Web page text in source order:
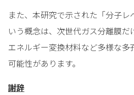
また、本研究で示された「分子レ
いう概念は、次世代ガス分離膜だ
エネルギー変換材料など多様な多
可能性があります。
謝辞